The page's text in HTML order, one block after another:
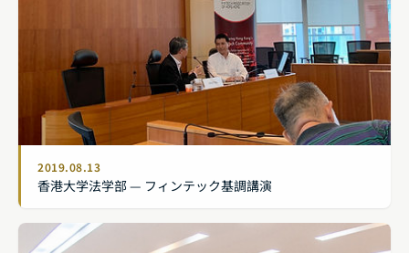
2019.08.13
香港大学法学部 — フィンテック基調講演